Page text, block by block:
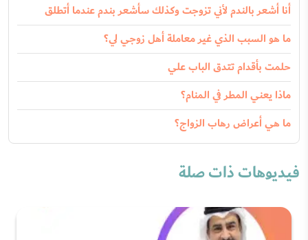
أنا أشعر بالندم لأني تزوجت وكذلك سأشعر بندم عندما أتطلق
ما هو السبب الذي غير معاملة أهل زوجي لي؟
حلمت بأقدام تتدق الباب علي
ماذا يعني المطر في المنام؟
ما هي أعراض رهاب الزواج؟
فيديوهات ذات صلة